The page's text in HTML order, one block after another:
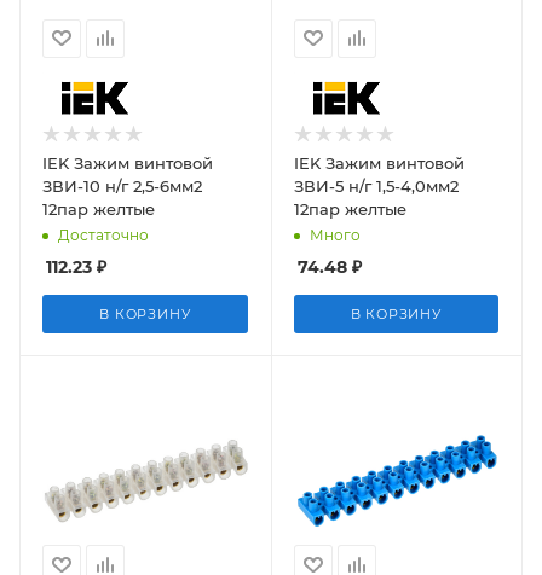
IEK Зажим винтовой
ЗВИ-10 н/г 2,5-6мм2
12пар желтые
Достаточно
112.23 ₽
В КОРЗИНУ
IEK Зажим винтовой
ЗВИ-5 н/г 1,5-4,0мм2
12пар желтые
Много
74.48₽
В КОРЗИНУ